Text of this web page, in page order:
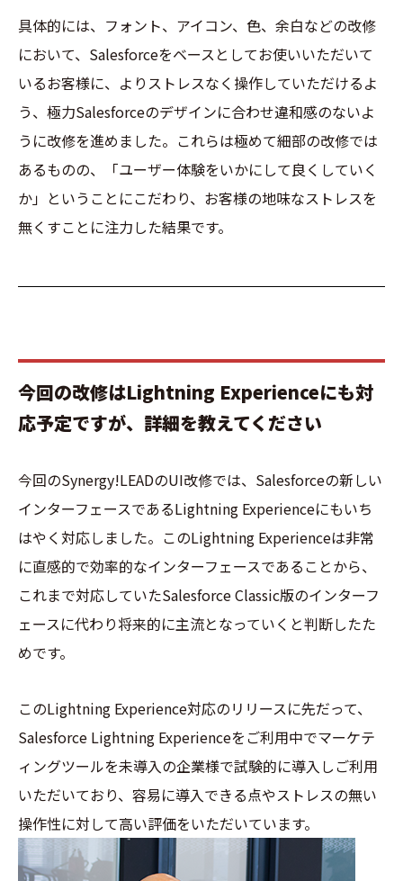
具体的には、フォント、アイコン、色、余白などの改修
において、Salesforceをベースとしてお使いいただいて
いるお客様に、よりストレスなく操作していただけるよ
う、極力Salesforceのデザインに合わせ違和感のないよ
うに改修を進めました。これらは極めて細部の改修では
あるものの、「ユーザー体験をいかにして良くしていく
か」ということにこだわり、お客様の地味なストレスを
無くすことに注力した結果です。
今回の改修はLightning Experienceにも対
応予定ですが、詳細を教えてください
今回のSynergy!LEADのUI改修では、Salesforceの新しい
インターフェースであるLightning Experienceにもいち
はやく対応しました。このLightning Experienceは非常
に直感的で効率的なインターフェースであることから、
これまで対応していたSalesforce Classic版のインターフ
ェースに代わり将来的に主流となっていくと判断したた
めです。
このLightning Experience対応のリリースに先だって、
Salesforce Lightning Experienceをご利用中でマーケテ
ィングツールを未導入の企業様で試験的に導入しご利用
いただいており、容易に導入できる点やストレスの無い
操作性に対して高い評価をいただいています。